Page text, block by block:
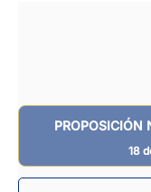
PROPOSICIÓN
18